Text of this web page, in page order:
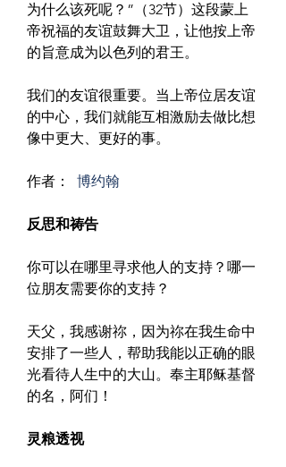
为什么该死呢？”（32节）这段蒙上
帝祝福的友谊鼓舞大卫，让他按上帝
的旨意成为以色列的君王。
我们的友谊很重要。当上帝位居友谊
的中心，我们就能互相激励去做比想
像中更大、更好的事。
作者： 博约翰
反思和祷告
你可以在哪里寻求他人的支持？哪一
位朋友需要你的支持？
天父，我感谢祢，因为祢在我生命中
安排了一些人，帮助我能以正确的眼
光看待人生中的大山。奉主耶稣基督
的名，阿们！
灵粮透视